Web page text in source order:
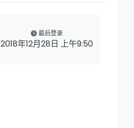
最后登录
2018年12月28日 上午9:50